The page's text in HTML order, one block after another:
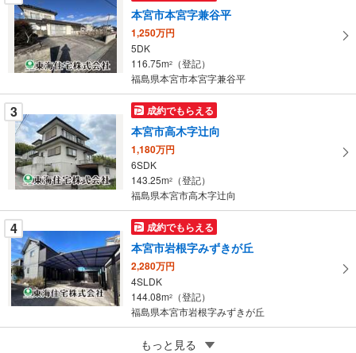
マ
イ
ペ
ー
に
保
存
す
る
本宮市本宮字兼谷平
1,250万円
5DK
116.75m2
（登記）
福島県本宮市本宮字兼谷平
3 成約でもらえる
本宮市高木字辻向
1,180万円
6SDK
143.25m2
（登記）
福島県本宮市高木字辻向
4 成約でもらえる
本宮市岩根字みずきが丘
2,280万円
4SLDK
144.08m2
（登記）
福島県本宮市岩根字みずきが丘
成約でもらえる
もっと見る